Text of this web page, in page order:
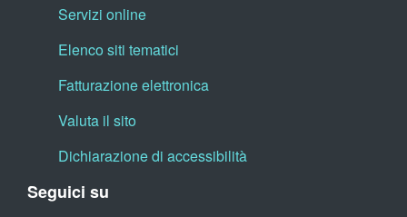
Servizi online
Elenco siti tematici
Fatturazione elettronica
Valuta il sito
Dichiarazione di accessibilità
Seguici su